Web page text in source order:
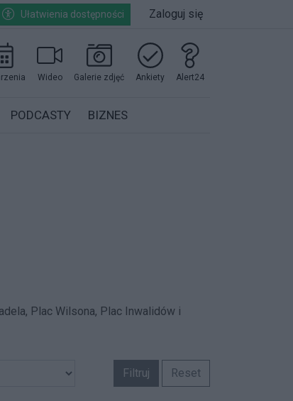
Ułatwienia dostępności Zaloguj się
Wideo Galerie zdjęć Ankiety Alert24
PODCASTY BIZNES
Plac Wilsona, Plac Inwalidów i
Filtruj Reset